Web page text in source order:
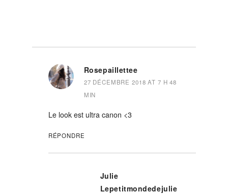
Rosepaillettee
27 DÉCEMBRE 2018 AT 7 H 48
MIN
Le look est ultra canon <3
RÉPONDRE
Julie
Lepetitmondedejulie